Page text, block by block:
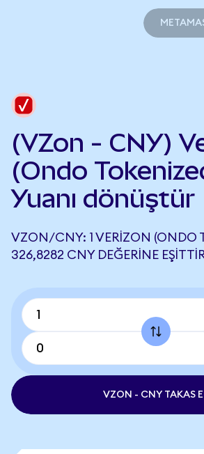
(VZon - CNY)
(Ondo
Yuanı dönüştür
VZON/CNY: 1 VERIZON (ONDO
326,8282 CNY DEĞERINE
VZON - CNY TAKAS